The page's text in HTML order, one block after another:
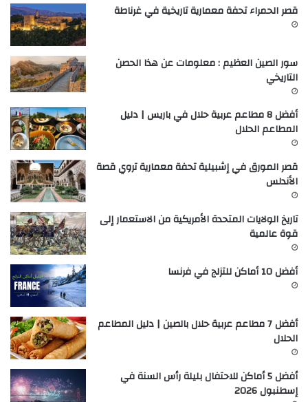
قصر الحمراء تحفة معمارية تاريخية في غرناطة
سور الصين العظيم : معلومات عن هذا الحصن
التاريخي
أفضل 8 مطاعم عربية حلال في باريس | دليل
المطاعم الحلال
قصر المورق في إشبيلية تحفة معمارية تروي قصة
الأندلس
تاريخ الولايات المتحدة الأمريكية من الاستعمار إلى
قوة عالمية
أفضل 10 أماكن للتزلج في فرنسا
أفضل 7 مطاعم عربية حلال بالصين | دليل المطاعم
الحلال
أفضل 5 أماكن للاحتفال بليلة رأس السنة في
إسطنبول 2026